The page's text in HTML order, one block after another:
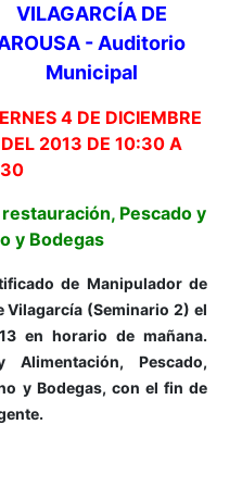
VILAGARCÍA DE
- Auditorio
Municipal
4 DE DICIEMBRE
DEL 2013 DE 10:30 A
Pescado y
y Bodegas
de Manipulador de
(Seminario 2) el
en horario de mañana.
Pescado,
y Bodegas, con el fin de